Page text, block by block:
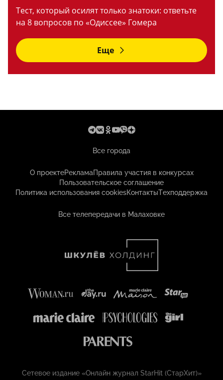
Тест, который осилят только знатоки: ответьте
на 8 вопросов по «Одиссее» Гомера
Еще
Все города
О проектеРекламаПравила участия в конкурсах
Пользовательское соглашение
Политика использования cookiesКонтактыТехподдержка
Все телепередачи в Малаховке
Сетевое издание «Онлайн журнал StarHit (СтарХит)»